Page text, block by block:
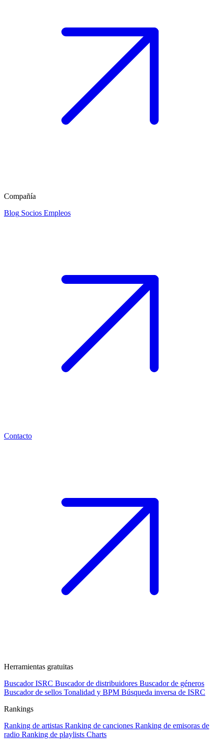
Compañía
Blog Socios Empleos
Contacto
Herramientas gratuitas
Buscador ISRC Buscador de distribuidores Buscador de géneros
Buscador de sellos Tonalidad y BPM Búsqueda inversa de ISRC
Rankings
Ranking de artistas Ranking de canciones Ranking de emisoras de
radio Ranking de playlists Charts